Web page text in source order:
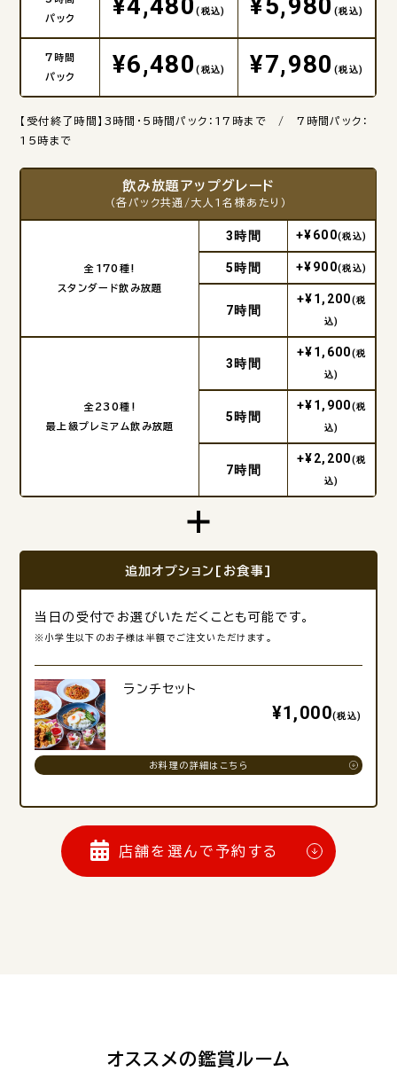
パック
¥4,480(税込) ¥5,980 (税込)
7時間
パック
¥6,480(税込) ¥7,980 (税込)
【受付終了時間】3時間・5時間パック：17時まで / 7時間パック：
15時まで
飲み放題アップグレード
（各パック共通/大人1名様あたり）
全170種!
スタンダード飲み放題
3時間 +¥600(税込)
5時間 +¥900(税込)
7時間
+¥1,200(税
込)
全230種!
最上級プレミアム飲み放題
3時間
+¥1,600(税
込)
5時間
+¥1,900(税
込)
7時間
+¥2,200(税
込)
追加オプション[お食事]
当日の受付でお選びいただくことも可能です。
※小学生以下のお子様は半額でご注文いただけます。
ランチセット
¥1,000(税込)
お料理の詳細はこちら
店舗を選んで予約する
オススメの鑑賞ルーム